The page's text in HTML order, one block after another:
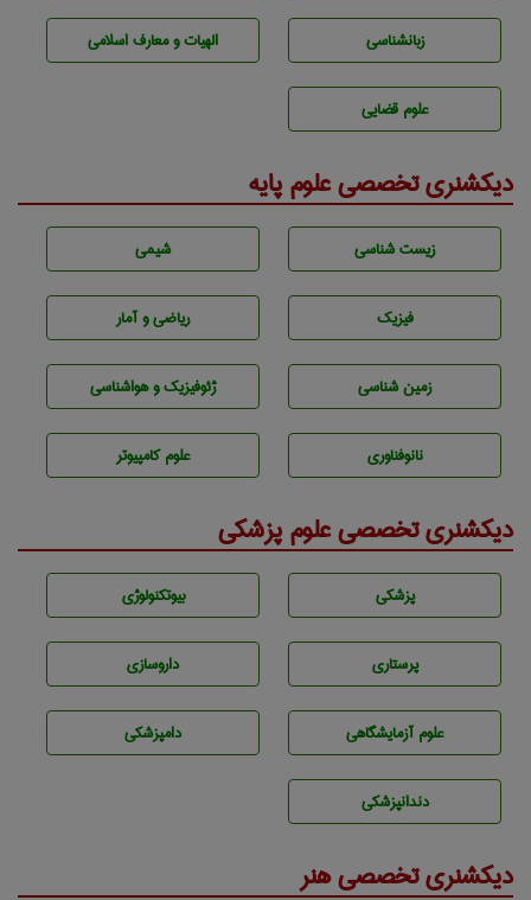
زبانشناسی الهیات و معارف اسلامی
علوم قضایی
دیکشنری تخصصی علوم پایه
زيست شناسی شيمی
فیزیک ریاضی و آمار
زمين شناسی ژئوفيزيك و هواشناسی
نانوفناوری علوم کامپیوتر
دیکشنری تخصصی علوم پزشکی
پزشكی بيوتكنولوژی
پرستاری داروسازی
علوم آزمايشگاهی دامپزشكی
دندانپزشكی
دیکشنری تخصصی هنر